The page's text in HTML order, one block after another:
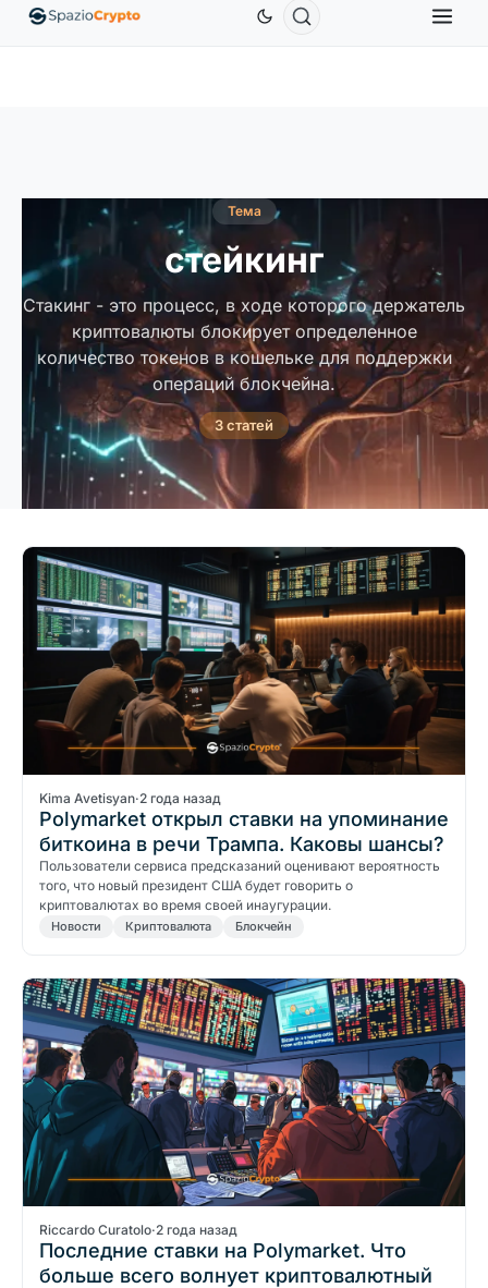
↑1.10% EthereumETH1 880,58 $ TetherUSDT BNB
Тема
стейкинг
Стакинг - это процесс, в ходе которого держатель
криптовалюты блокирует определенное
количество токенов в кошельке для поддержки
операций блокчейна.
3 статей
Kima Avetisyan·2 года назад
Polymarket открыл ставки на упоминание
биткоина в речи Трампа. Каковы шансы?
Пользователи сервиса предсказаний оценивают вероятность
того, что новый президент США будет говорить о
криптовалютах во время своей инаугурации.
Новости Криптовалюта Блокчейн
Riccardo Curatolo·2 года назад
Последние ставки на Polymarket. Что
больше всего волнует криптовалютный